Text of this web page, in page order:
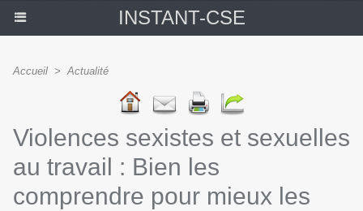
INSTANT-CSE
Accueil > Actualité
Violences sexistes et sexuelles
au travail : Bien les
comprendre pour mieux les